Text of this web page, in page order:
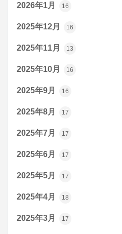
2026年1月 16
2025年12月 16
2025年11月 13
2025年10月 16
2025年9月 16
2025年8月 17
2025年7月 17
2025年6月 17
2025年5月 17
2025年4月 18
2025年3月 17